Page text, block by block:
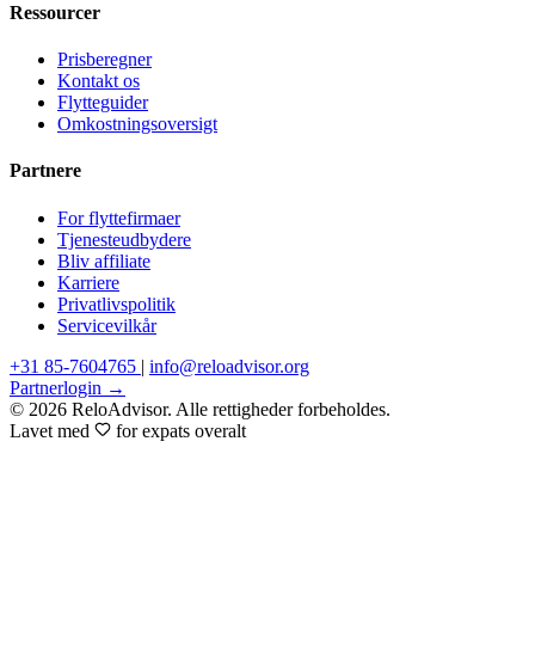
Ressourcer
Prisberegner
Kontakt os
Flytteguider
Omkostningsoversigt
Partnere
For flyttefirmaer
Tjenesteudbydere
Bliv affiliate
Karriere
Privatlivspolitik
Servicevilkår
+31 85-7604765 | info@reloadvisor.org
Partnerlogin →
© 2026 ReloAdvisor. Alle rettigheder forbeholdes.
Lavet med
for expats overalt